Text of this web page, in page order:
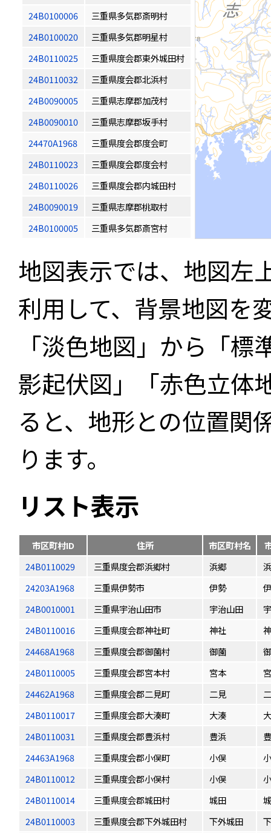
24B0100006
三重県多気郡斎明村
24B0100020
三重県多気郡明星村
24B0110025
三重県度会郡東外城田村
24B0110032
三重県度会郡北浜村
24B0090005
三重県志摩郡加茂村
24B0090010
三重県志摩郡坂手村
24470A1968
三重県度会郡度会町
24B0110023
三重県度会郡度会村
24B0110026
三重県度会郡内城田村
24B0090019
三重県志摩郡桃取村
24B0100005
三重県多気郡斎宮村
地図表示では、地図左
利用して、背景地図を
「淡色地図」から「
影起伏図」「赤色立体
ると、地形との位置関
ります。
リスト表示
市区町村ID 住所 市区町村名
24B0110029
三重県度会郡浜郷村 浜郷
24203A1968
三重県伊勢市 伊勢
24B0010001
三重県宇治山田市 宇治山田
24B0110016
三重県度会郡神社町 神社
24468A1968
三重県度会郡御薗村 御薗
24B0110005
三重県度会郡宮本村 宮本
24462A1968
三重県度会郡二見町 二見
24B0110017
三重県度会郡大湊町 大湊
24B0110031
三重県度会郡豊浜村 豊浜
24463A1968
三重県度会郡小俣町 小俣
24B0110012
三重県度会郡小俣村 小俣
24B0110014
三重県度会郡城田村 城田
24B0110003
三重県度会郡下外城田村 下外城田